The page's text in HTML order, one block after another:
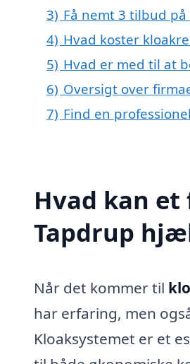
3) Få nemt 3 tilbud
4) Hvad koster
5) Hvad er med til at
6) Oversigt over
7) Find en
Hvad kan
Tapdrup
Når det kommer til
har erfaring, men
Kloaksystemet er et